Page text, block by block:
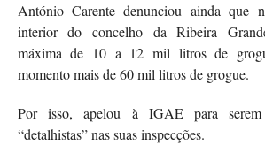
António Carente denunciou ainda que
interior do concelho da Ribeira
máxima de 10 a 12 mil litros de
momento mais de 60 mil litros de grogue.
Por isso, apelou à IGAE para serem
“detalhistas” nas suas inspecções.